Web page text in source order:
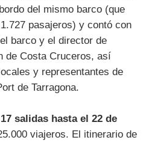
del mismo barco (que
pasajeros) y contó con
barco y el director de
de Costa Cruceros, así
y representantes de
de Tarragona.
17 salidas hasta el 22 de
viajeros. El itinerario de